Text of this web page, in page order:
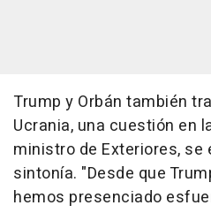
Trump y Orbán también
Ucrania, una cuestión en
ministro de Exteriores, se
sintonía. "Desde que
hemos presenciado